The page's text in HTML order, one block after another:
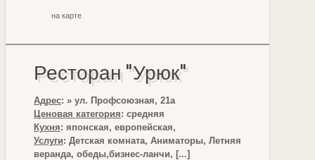
на карте
Ресторан "Урюк"
Адрес: » ул. Профсоюзная, 21а
Ценовая категория: средняя
Кухня: японская, европейская,
Услуги: Детская комната, Аниматоры, Летняя
веранда, обеды,бизнес-ланчи, [...]